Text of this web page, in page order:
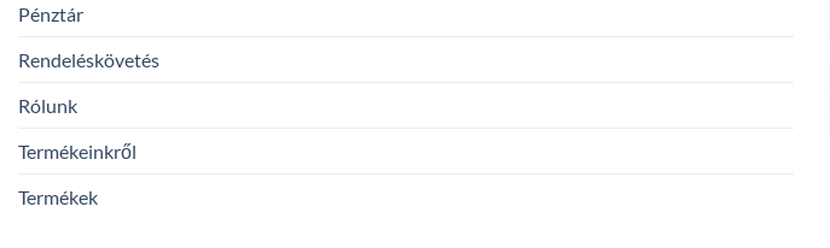
Pénztár
Rendeléskövetés
Rólunk
Termékeinkről
Termékek